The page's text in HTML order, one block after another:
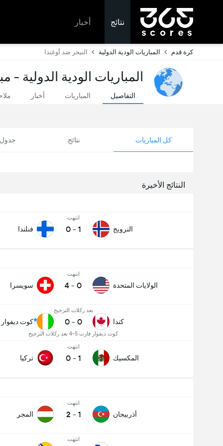
نتائج أخبار
كرة قدم المباريات الودية الدولية النيجر ضد أوغندا
المباريات الودية الدولية -
التفاصيل المباريات أخبار
كل المباريات نتائج جدول
النتائج الأخيرة
النرويج
انتهت
1
-
0 فنلندا
الولايات المتحدة
انتهت
0
-
4 سويسرا
كندا
بعد ركلات الترجيح
0
-
0
كوت ديفوار فازت 5-4 بعد ركلات الترجيح
كوت ديفوار
المكسيك
انتهت
1
-
0 تركيا
أذربيجان
انتهت
1
-
2 المجر
انتهت